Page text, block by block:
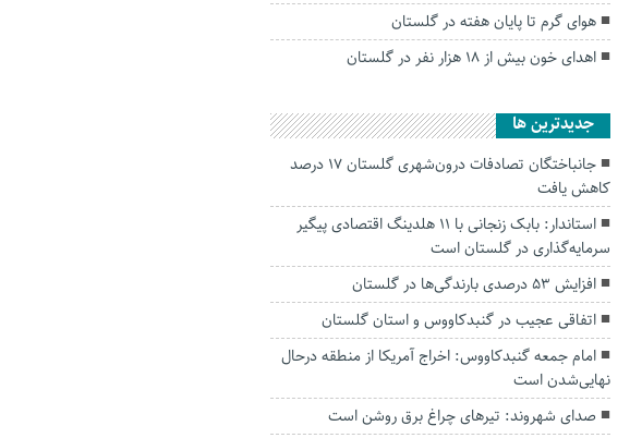
هوای گرم تا پایان هفته در گلستان
اهدای خون بیش از ۱۸ هزار نفر در گلستان
جديدترين ها
جانباختگان تصادفات درون‌شهری گلستان ۱۷ درصد
کاهش یافت
استاندار: بابک زنجانی با ۱۱ هلدینگ اقتصادی پیگیر
سرمایه‌گذاری در گلستان است
افزایش ۵۳ درصدی بارندگی‌ها در گلستان
اتفاقی عجیب در‌ گنبدکاووس و استان گلستان
امام جمعه گنبدکاووس: اخراج آمریکا از منطقه درحال
نهایی‌شدن است
صدای شهروند: تیرهای چراغ برق روشن است